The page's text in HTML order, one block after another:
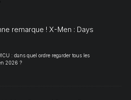
remarque ! X-Men : Days
: dans quel ordre regarder tous les
2026 ?